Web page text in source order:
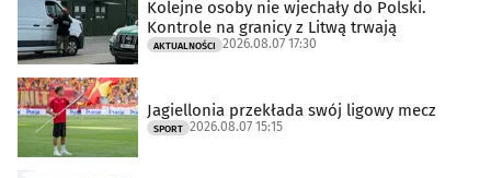
Kolejne osoby nie wjechały do Polski.
Kontrole na granicy z Litwą trwają
AKTUALNOŚCI 2026.08.07 17:30
Jagiellonia przekłada swój ligowy mecz
SPORT 2026.08.07 15:15